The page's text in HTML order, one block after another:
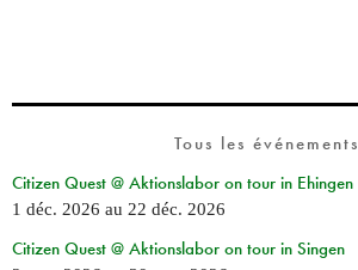
Tous les événements
Citizen Quest @ Aktionslabor on tour in Ehingen
1 déc. 2026 au 22 déc. 2026
Citizen Quest @ Aktionslabor on tour in Singen